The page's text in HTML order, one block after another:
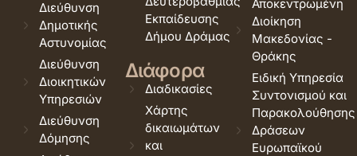
Διεύθυνση
Δημοτικής
Αστυνομίας
Διεύθυνση
Διοικητικών
Υπηρεσιών
Διεύθυνση
Δόμησης
Εκπαίδευσης
Δήμου Δράμας
Διάφορα
Διαδικασίες
Χάρτης
δικαιωμάτων
και
Αποκεντρωμένη
Διοίκηση
Μακεδονίας -
Θράκης
Ειδική Υπηρεσία
Συντονισμού και
Παρακολούθησης
Δράσεων
Ευρωπαϊκού